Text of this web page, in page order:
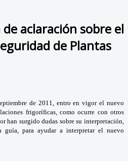
aclaración sobre el
de Plantas
de 2011, entro en vigor el nuevo
frigoríficas, como ocurre con otros
han surgido dudas sobre su interpretación,
para ayudar a interpretar el nuevo